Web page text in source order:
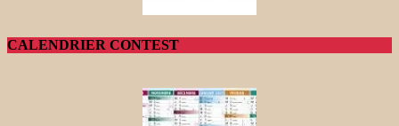
CALENDRIER CONTEST